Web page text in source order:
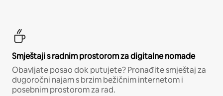
Smještaji s radnim prostorom za digitalne nomade
Obavljate posao dok putujete? Pronađite smještaj za
dugoročni najam s brzim bežičnim internetom i
posebnim prostorom za rad.